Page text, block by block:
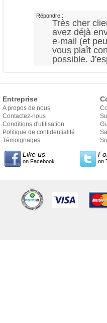
Répondre :
Très cher
avez déjà
e-mail (et
vous plaît
possible.
Entreprise
A propos de nous
Contactez-nous
Conditions d'utilisation
Politique de confidentialité
Témoignages
Like us
on Facebook on